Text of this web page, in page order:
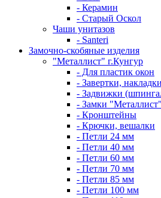
- Керамин
- Старый Оскол
Чаши унитазов
- Santeri
Замочно-скобяные изделия
"Металлист" г.Кунгур
- Для пластик окон
- Завертки, накладки
- Задвижки
- Замки
- Кронштейны
- Крючки, вешалки
- Петли 24 мм
- Петли 40 мм
- Петли 60 мм
- Петли 70 мм
- Петли 85 мм
- Петли 100 мм